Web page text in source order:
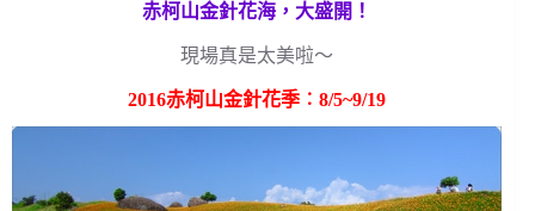
赤柯山金針花海，大盛開！
現場真是太美啦～
2016赤柯山金針花季︰8/5~9/19